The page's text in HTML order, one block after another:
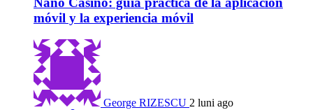
móvil y la experiencia móvil
George RIZESCU 2 luni ago